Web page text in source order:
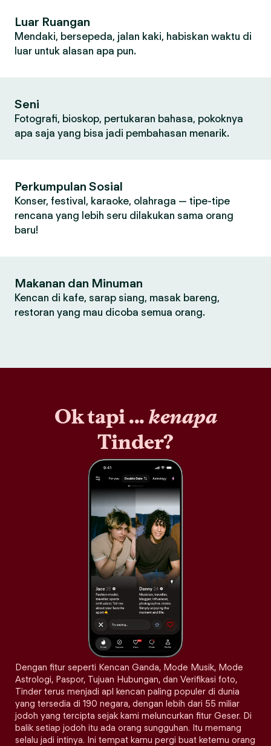
Luar Ruangan
Mendaki, bersepeda, jalan kaki, habiskan waktu di
luar untuk alasan apa pun.
Seni
Fotografi, bioskop, pertukaran bahasa, pokoknya
apa saja yang bisa jadi pembahasan menarik.
Perkumpulan Sosial
Konser, festival, karaoke, olahraga — tipe-tipe
rencana yang lebih seru dilakukan sama orang
baru!
Makanan dan Minuman
Kencan di kafe, sarap siang, masak bareng,
restoran yang mau dicoba semua orang.
Ok tapi ...kenapa
Tinder?
Dengan fitur seperti Kencan Ganda, Mode Musik, Mode
Astrologi, Paspor, Tujuan Hubungan, dan Verifikasi foto,
Tinder terus menjadi apl kencan paling populer di dunia
yang tersedia di 190 negara, dengan lebih dari 55 miliar
jodoh yang tercipta sejak kami meluncurkan fitur Geser. Di
balik setiap jodoh itu ada orang sungguhan. Itu memang
selalu jadi intinya. Ini tempat kamu pergi buat ketemu orang